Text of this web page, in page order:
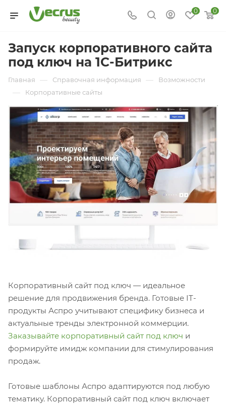
0 0
Запуск корпоративного сайта
под ключ на 1С-Битрикс
Главная — Справочная информация — Возможности
— Корпоративные сайты
Корпоративный сайт под ключ — идеальное
решение для продвижения бренда. Готовые IT-
продукты Аспро учитывают специфику бизнеса и
актуальные тренды электронной коммерции.
Заказывайте корпоративный сайт под ключ и
формируйте имидж компании для стимулирования
продаж.
Готовые шаблоны Аспро адаптируются под любую
тематику. Корпоративный сайт под ключ включает